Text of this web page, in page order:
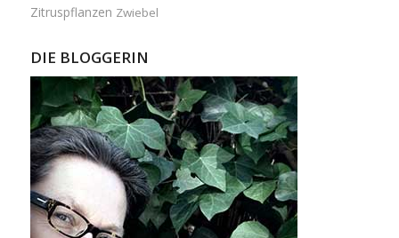
Zitruspflanzen Zwiebel
DIE BLOGGERIN